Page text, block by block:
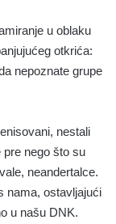
u oblaku
otkrića:
nepoznate grupe
nestali
pre nego što su
neandertalce.
nama, ostavljajući
u našu DNK.